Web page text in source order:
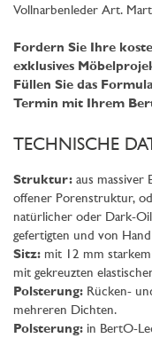
Vollnarbenleder Art.
Fordern Sie Ihre
exklusives
Füllen Sie das
Termin mit Ihrem
TECHNISCHE
Struktur: aus massiver
offener Porenstruktur,
natürlicher oder Dark-
gefertigten und von
Sitz: mit 12 mm
mit gekreuzten
Polsterung: Rücken-
mehreren Dichten.
Polsterung: in BertO-